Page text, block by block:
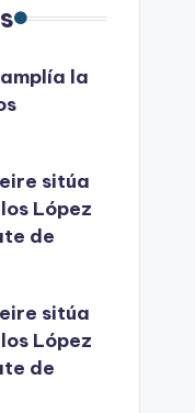
la
sitúa
López
de
sitúa
López
de